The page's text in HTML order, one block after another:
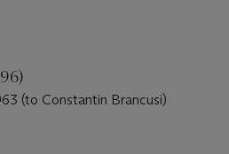
(to Constantin Brancusi)